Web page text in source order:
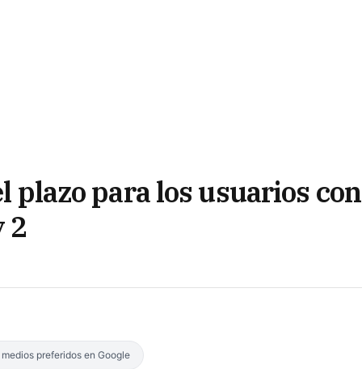
plazo para los usuarios con
2
preferidos en Google